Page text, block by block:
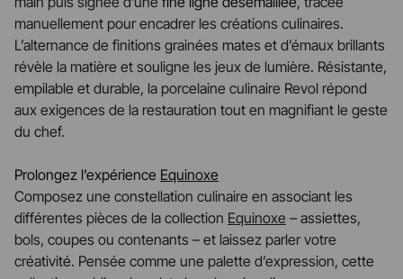
manuellement pour encadrer les créations culinaires.
L’alternance de finitions grainées mates et d’émaux brillants
révèle la matière et souligne les jeux de lumière. Résistante,
empilable et durable, la porcelaine culinaire Revol répond
aux exigences de la restauration tout en magnifiant le geste
du chef.
Prolongez l’expérience Equinoxe
Composez une constellation culinaire en associant les
différentes pièces de la collection Equinoxe – assiettes,
bols, coupes ou contenants – et laissez parler votre
créativité. Pensée comme une palette d’expression, cette